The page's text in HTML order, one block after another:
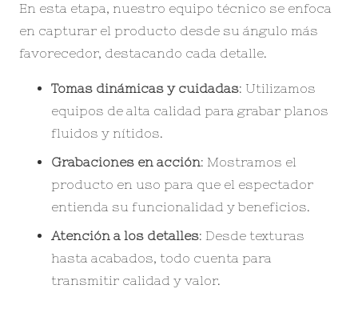
En esta etapa, nuestro equipo técnico se enfoca
en capturar el producto desde su ángulo más
favorecedor, destacando cada detalle.
Tomas dinámicas y cuidadas: Utilizamos
equipos de alta calidad para grabar planos
fluidos y nítidos.
Grabaciones en acción: Mostramos el
producto en uso para que el espectador
entienda su funcionalidad y beneficios.
Atención a los detalles: Desde texturas
hasta acabados, todo cuenta para
transmitir calidad y valor.